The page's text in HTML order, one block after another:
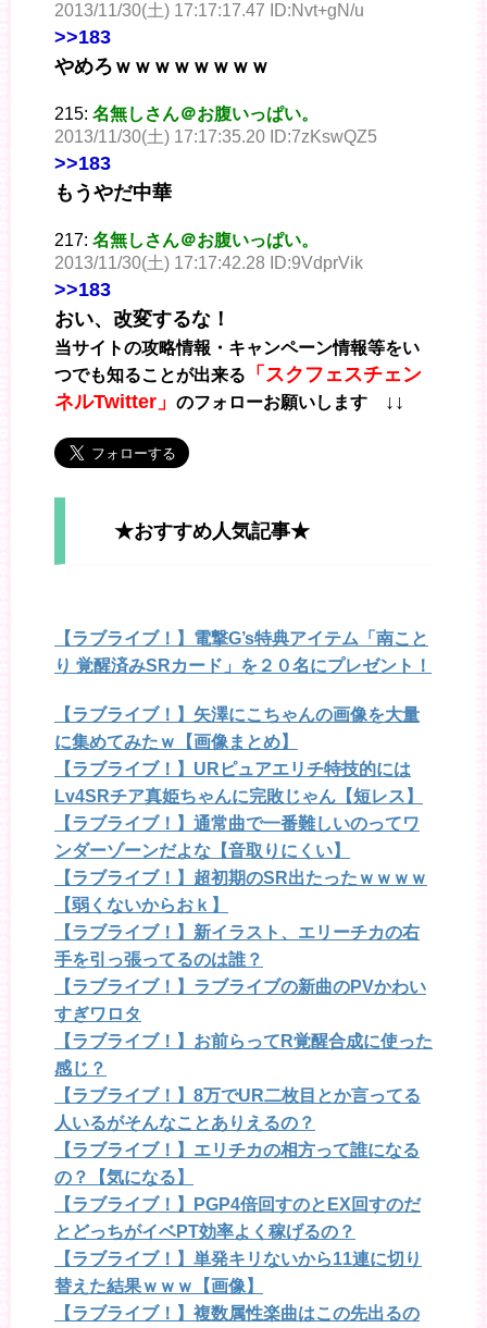
2013/11/30(土) 17:17:17.47 ID:Nvt+gN/u
>>183
やめろｗｗｗｗｗｗｗｗ
215: 名無しさん＠お腹いっぱい。
2013/11/30(土) 17:17:35.20 ID:7zKswQZ5
>>183
もうやだ中華
217: 名無しさん＠お腹いっぱい。
2013/11/30(土) 17:17:42.28 ID:9VdprVik
>>183
おい、改変するな！
当サイトの攻略情報・キャンペーン情報等をい
つでも知ることが出来る
「スクフェスチェン
ネルTwitter」 のフォローお願いします ↓↓
★おすすめ人気記事★
【ラブライブ！】電撃G’s特典アイテム「南こと
り 覚醒済みSRカード」を２０名にプレゼント！
【ラブライブ！】矢澤にこちゃんの画像を大量
に集めてみたｗ【画像まとめ】
【ラブライブ！】URピュアエリチ特技的には
Lv4SRチア真姫ちゃんに完敗じゃん【短レス】
【ラブライブ！】通常曲で一番難しいのってワ
ンダーゾーンだよな【音取りにくい】
【ラブライブ！】超初期のSR出たったｗｗｗｗ
【弱くないからおｋ】
【ラブライブ！】新イラスト、エリーチカの右
手を引っ張ってるのは誰？
【ラブライブ！】ラブライブの新曲のPVかわい
すぎワロタ
【ラブライブ！】お前らってR覚醒合成に使った
感じ？
【ラブライブ！】8万でUR二枚目とか言ってる
人いるがそんなことありえるの？
【ラブライブ！】エリチカの相方って誰になる
の？【気になる】
【ラブライブ！】PGP4倍回すのとEX回すのだ
とどっちがイベPT効率よく稼げるの？
【ラブライブ！】単発キリないから11連に切り
替えた結果ｗｗｗ【画像】
【ラブライブ！】複数属性楽曲はこの先出るの